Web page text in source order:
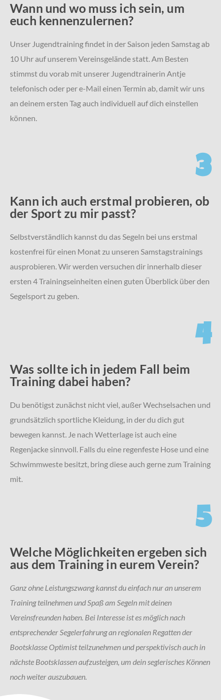
Wann und wo muss ich sein, um
euch kennenzulernen?
Unser Jugendtraining findet in der Saison jeden Samstag ab
10 Uhr auf unserem Vereinsgelände statt. Am Besten
stimmst du vorab mit unserer Jugendtrainerin Antje
telefonisch oder per e-Mail einen Termin ab, damit wir uns
an deinem ersten Tag auch individuell auf dich einstellen
können.
3
Kann ich auch erstmal probieren, ob
der Sport zu mir passt?
Selbstverständlich kannst du das Segeln bei uns erstmal
kostenfrei für einen Monat zu unseren Samstagstrainings
ausprobieren. Wir werden versuchen dir innerhalb dieser
ersten 4 Trainingseinheiten einen guten Überblick über den
Segelsport zu geben.
4
Was sollte ich in jedem Fall beim
Training dabei haben?
Du benötigst zunächst nicht viel, außer Wechselsachen und
grundsätzlich sportliche Kleidung, in der du dich gut
bewegen kannst. Je nach Wetterlage ist auch eine
Regenjacke sinnvoll. Falls du eine regenfeste Hose und eine
Schwimmweste besitzt, bring diese auch gerne zum Training
mit.
5
Welche Möglichkeiten ergeben sich
aus dem Training in eurem Verein?
Ganz ohne Leistungszwang kannst du einfach nur an unserem
Training teilnehmen und Spaß am Segeln mit deinen
Vereinsfreunden haben. Bei Interesse ist es möglich nach
entsprechender Segelerfahrung an regionalen Regatten der
Bootsklasse Optimist teilzunehmen und perspektivisch auch in
nächste Bootsklassen aufzusteigen, um dein seglerisches Können
noch weiter auszubauen.